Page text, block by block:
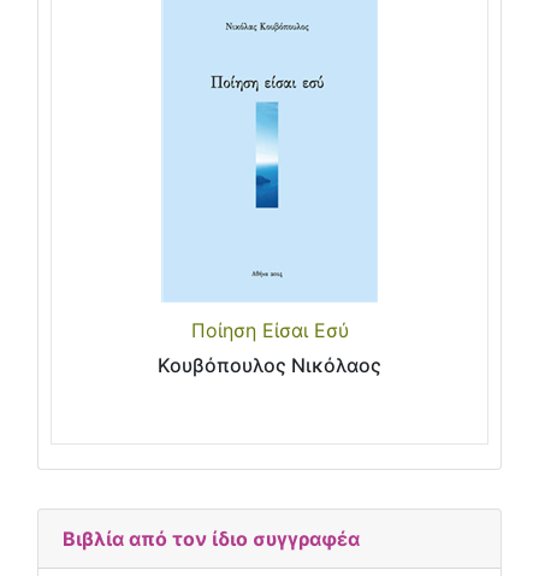
Ποίηση Είσαι Εσύ
Κουβόπουλος Νικόλαος
Βιβλία από τον ίδιο συγγραφέα